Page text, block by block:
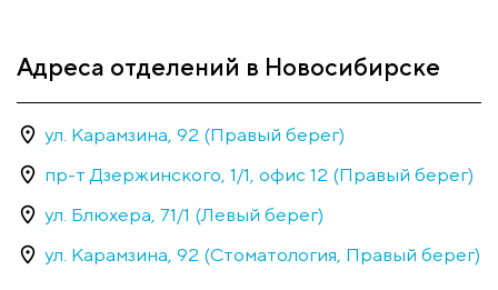
Адреса отделений в Новосибирске
ул. Карамзина, 92 (Правый берег)
пр-т Дзержинского, 1/1, офис 12 (Правый берег)
ул. Блюхера, 71/1 (Левый берег)
ул. Карамзина, 92 (Стоматология, Правый берег)